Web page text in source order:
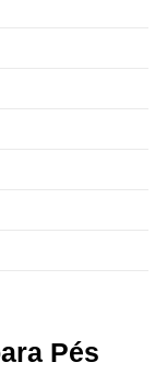
Pés